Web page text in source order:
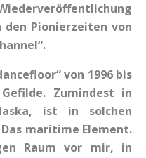
Pionierzeiten von
von 1996 bis
Zumindest in
ist in solchen
maritime Element.
Raum vor mir, in